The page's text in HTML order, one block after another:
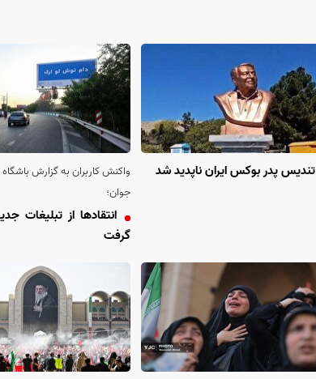
تندیس پدر بوکس ایران ناپدید شد
واکنش کاربران به گزارش باشگاه
جوان؛
انتقاد‌ها از تبلیغات
گرفت